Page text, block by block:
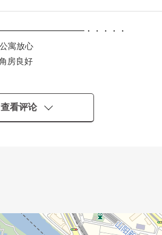
・・・・・
寓放心
房良好
暖气设置
的气氛的装修
享用的开放式厨房
・・・・・
厕所更换
查看评论